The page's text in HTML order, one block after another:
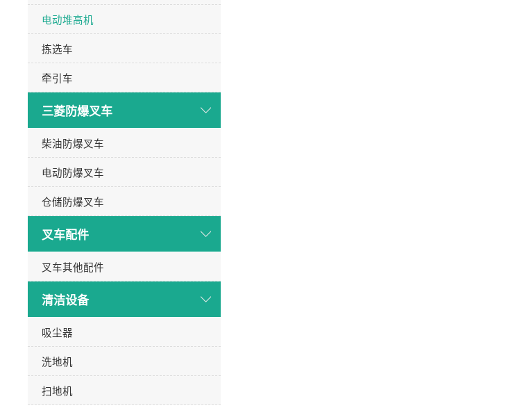
电动堆高机
拣选车
牵引车
三菱防爆叉车
柴油防爆叉车
电动防爆叉车
仓储防爆叉车
叉车配件
叉车其他配件
清洁设备
吸尘器
洗地机
扫地机